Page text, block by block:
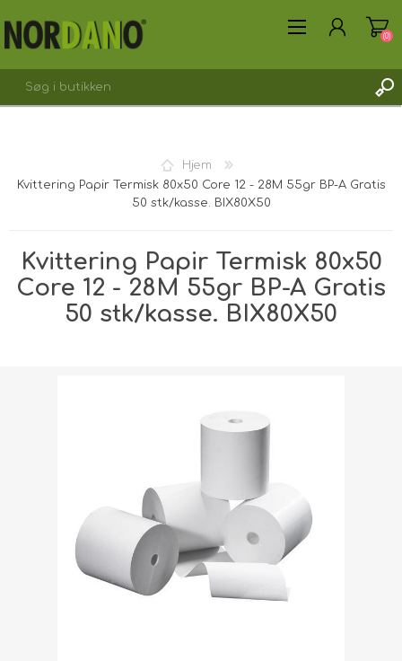
OPRET DIG SOM KUNDE
(0)
Hjem
Kvittering Papir Termisk 80x50 Core 12 - 28M 55gr BP-A Gratis
50 stk/kasse. BIX80X50
Kvittering Papir Termisk 80x50
Core 12 - 28M 55gr BP-A Gratis
50 stk/kasse. BIX80X50